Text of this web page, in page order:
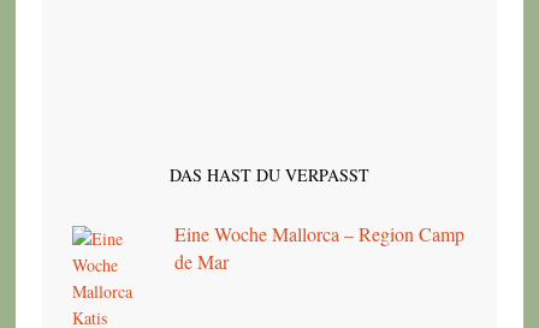
DAS HAST DU VERPASST
Eine Woche Mallorca – Region Camp
de Mar